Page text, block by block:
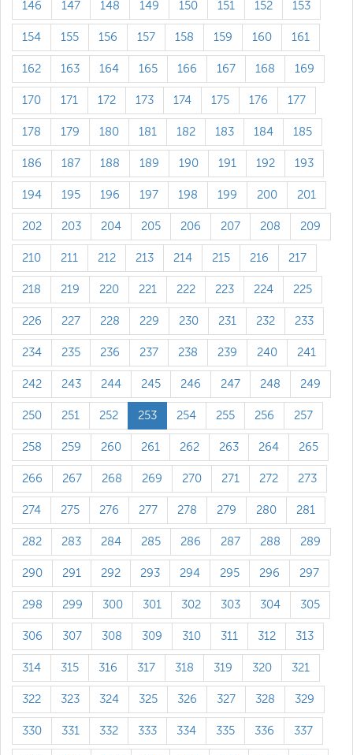
146 147 148 149 150 151 152 153
154 155 156 157 158 159 160 161
162 163 164 165 166 167 168 169
170 171 172 173 174 175 176 177
178 179 180 181 182 183 184 185
186 187 188 189 190 191 192 193
194 195 196 197 198 199 200 201
202 203 204 205 206 207 208 209
210 211 212 213 214 215 216 217
218 219 220 221 222 223 224 225
226 227 228 229 230 231 232 233
234 235 236 237 238 239 240 241
242 243 244 245 246 247 248 249
250 251 252 253 254 255 256 257
258 259 260 261 262 263 264 265
266 267 268 269 270 271 272 273
274 275 276 277 278 279 280 281
282 283 284 285 286 287 288 289
290 291 292 293 294 295 296 297
298 299 300 301 302 303 304 305
306 307 308 309 310 311 312 313
314 315 316 317 318 319 320 321
322 323 324 325 326 327 328 329
330 331 332 333 334 335 336 337